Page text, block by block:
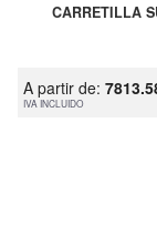
CARRETILLA
A partir de:
IVA INCLUIDO